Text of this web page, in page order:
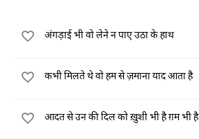
अंगड़ाई भी वो लेने न पाए उठा के हाथ
कभी मिलते थे वो हम से ज़माना याद आता है
आदत से उन की दिल को ख़ुशी भी है ग़म भी है